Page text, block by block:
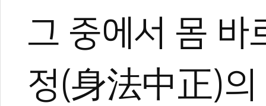
그 중에서 몸 바
정(身法中正)의
대한민국 체육훈장 기린장
2024 홍콩세계태권도품새
세계태권도품새선수권대